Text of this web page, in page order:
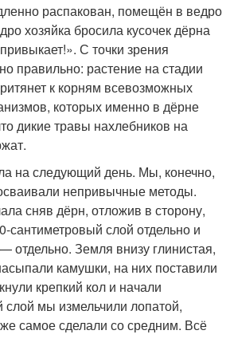
распакован, помещён в ведро
хозяйка бросила кусочек дёрна
С точки зрения
правильно: растение на стадии
к корням всевозможных
которых именно в дёрне
дикие травы нахлебников на
на следующий день. Мы, конечно,
непривычные методы.
сняв дёрн, отложив в сторону,
сантиметровый слой отдельно и
отдельно. Земля внизу глинистая,
камушки, на них поставили
крепкий кол и начали
мы измельчили лопатой,
самое сделали со средним. Всё